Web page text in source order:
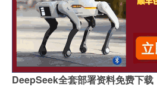
DeepSeek全套部署资料免费下载